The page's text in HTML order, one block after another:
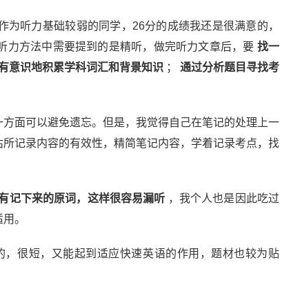
听力基础较弱的同学，26分的成绩我还是很满意的，
力方法中需要提到的是精听，做完听力文章后，要 找一
意识地积累学科词汇和背景知识 ； 通过分析题目寻找考
方面可以避免遗忘。但是，我觉得自己在笔记的处理上一
记录内容的有效性，精简笔记内容，学着记录考点，找
记下来的原词，这样很容易漏听 ，我个人也是因此吃过
。
，很短，又能起到适应快速英语的作用，题材也较为贴